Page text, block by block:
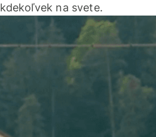
kdekoľvek na svete.